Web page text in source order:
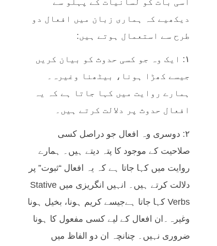
دیکھیے کہ ہماری زبان میں افعال دو
طرح سے استعمال ہوتے ہیں:
۱: ایک وہ جو کسی حدوث کو بیان کریں
جیسے کھڑا ہونا، بیٹھنا وغیرہ۔
ہمارے روایت میں کہا جاتا ہے کہ یہ
افعال حدوث پر دلالت کرتے ہیں۔
۲: دوسری وہ افعال جو دراصل کسی
صلاحیت کے موجود کا پتہ دیتے ہیں۔ ہمارے
روایت میں کہا جاتا ہے کہ یہ افعال “ثبوت” پر
دلالت کرتے ہیں۔ انہیں انگریزی میں Stative
Verbs کہا جاتا ہےجیسے کریم ہونا، بخیل ہونا
وغیرہ۔ان افعال کے لیے کسی مفعول کا ہونا
ضروری نہیں۔ چنانچہ ان دو الفاظ میں